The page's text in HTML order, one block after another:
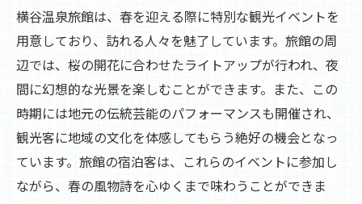
横谷温泉旅館は、春を迎える際に特別な観光イベントを
用意しており、訪れる人々を魅了しています。旅館の周
辺では、桜の開花に合わせたライトアップが行われ、夜
間に幻想的な光景を楽しむことができます。また、この
時期には地元の伝統芸能のパフォーマンスも開催され、
観光客に地域の文化を体感してもらう絶好の機会となっ
ています。旅館の宿泊客は、これらのイベントに参加し
ながら、春の風物詩を心ゆくまで味わうことができま